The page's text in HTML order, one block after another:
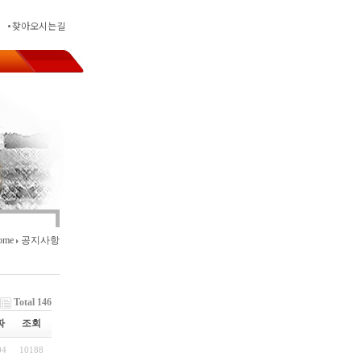
찾아오시는길
인력치핑및 면갈이
공지사항
Total 146
조회
10188